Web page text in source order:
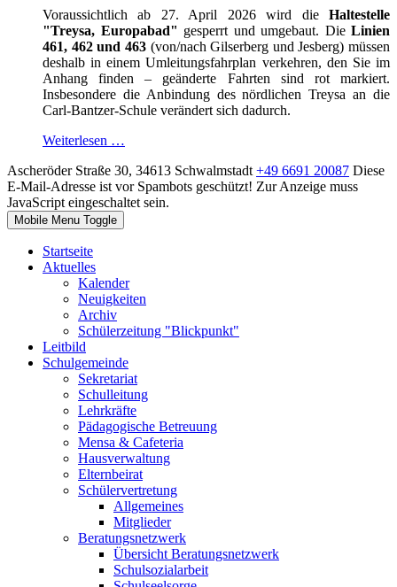
Voraussichtlich ab 27. April 2026 wird die Haltestelle
"Treysa, Europabad" gesperrt und umgebaut. DieLinien
461, 462 und 463(von/nach Gilserberg und Jesberg) müssen
deshalb in einem Umleitungsfahrplan verkehren, den Sie im
Anhang finden – geänderte Fahrten sind rot markiert.
Insbesondere die Anbindung des nördlichen Treysa an die
Carl-Bantzer-Schule verändert sich dadurch.
Weiterlesen …
Ascheröder Straße 30, 34613 Schwalmstadt +49 6691 20087 Diese
E-Mail-Adresse ist vor Spambots geschützt! Zur Anzeige muss
JavaScript eingeschaltet sein.
Mobile Menu Toggle
Startseite
Aktuelles
Kalender
Neuigkeiten
Archiv
Schülerzeitung "Blickpunkt"
Leitbild
Schulgemeinde
Sekretariat
Schulleitung
Lehrkräfte
Pädagogische Betreuung
Mensa & Cafeteria
Hausverwaltung
Elternbeirat
Schülervertretung
Allgemeines
Mitglieder
Beratungsnetzwerk
Übersicht Beratungsnetzwerk
Schulsozialarbeit